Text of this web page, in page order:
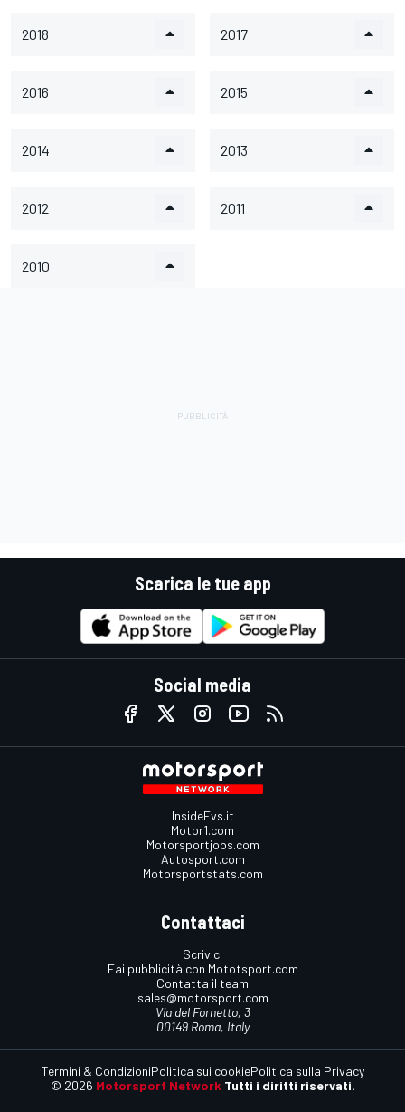
2018 2017
2016 2015
2014 2013
2012 2011
2010
Scarica le tue app
Social media
InsideEvs.it
Motor1.com
Motorsportjobs.com
Autosport.com
Motorsportstats.com
Contattaci
Scrivici
Fai pubblicità con Mototsport.com
Contatta il team
sales@motorsport.com
Via del Fornetto, 3
00149 Roma, Italy
© 2026 Motorsport Network Tutti i diritti riservati.
Termini & CondizioniPolitica sui cookiePolitica sulla Privacy